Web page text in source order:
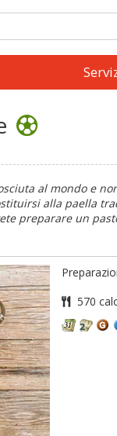
al mondo e
alla paella
preparare un
570